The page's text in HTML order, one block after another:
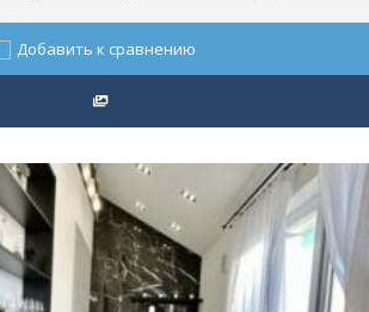
Добавить к сравнению